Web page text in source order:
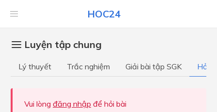
HOC24
Luyện tập chung
Lý thuyết Trắc nghiệm Giải bài tập SGK Hỏi
Vui lòng đăng nhập để hỏi bài